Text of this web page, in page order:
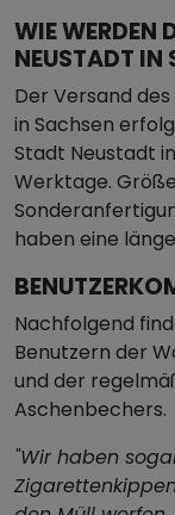
WIE WERDEN
NEUSTADT IN
Der Versand
in Sachsen
Stadt Neustadt
Werktage.
haben eine
Nachfolgend
Benutzern der
und der
Aschenbechers.
"Wir haben